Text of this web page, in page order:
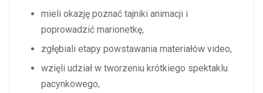
mieli okazję poznać tajniki animacji i
poprowadzić marionetkę,
zgłębiali etapy powstawania materiałów video,
wzięli udział w tworzeniu krótkiego spektaklu
pacynkowego,